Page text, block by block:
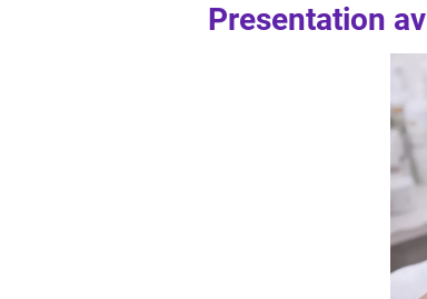
Presentation